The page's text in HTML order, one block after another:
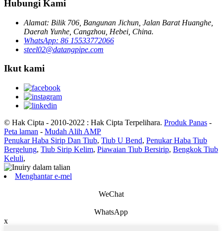
Hubungi Kami
Alamat: Bilik 706, Bangunan Jichun, Jalan Barat Huanghe,
Daerah Yunhe, Cangzhou, Hebei, China.
WhatsApp: 86 15533772066
steel02@datangpipe.com
Ikut kami
© Hak Cipta - 2010-2022 : Hak Cipta Terpelihara. Produk Panas -
Peta laman - Mudah Alih AMP
Penukar Haba Sirip Dan Tiub, Tiub U Bend, Penukar Haba Tiub
Bergelung, Tiub Sirip Kelim, Piawaian Tiub Bersirip, Bengkok Tiub
Keluli,
Menghantar e-mel
WeChat
WhatsApp
x